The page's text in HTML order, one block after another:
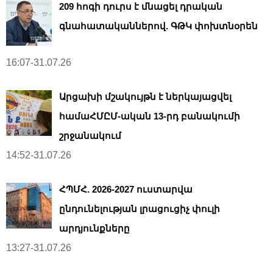
209 հոգի դուրս է մնացել դրական
գնահատականներով. ԳԹԿ փոխտնօրեն
16:07-31.07.26
Արցախի մշակույթն է ներկայացվել
համաՀՄԸՄ-ական 13-րդ բանակումի
շրջանակում
14:52-31.07.26
ՀՊՄՀ. 2026-2027 ուստարվա
ընդունելության լրացուցիչ փուլի
արդյունքները
13:27-31.07.26